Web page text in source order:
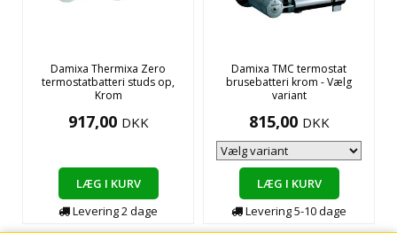
Damixa Thermixa Zero
termostatbatteri studs op,
Krom
917,00 DKK
LÆG I KURV
Levering2dage
Damixa TMC termostat
brusebatteri krom - Vælg
variant
815,00 DKK
LÆG I KURV
Levering5-10dage